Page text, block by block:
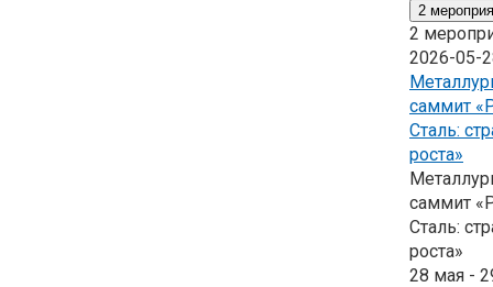
2
2
2026-05-
саммит
Сталь:
роста»
саммит
Сталь:
роста»
28 мая -